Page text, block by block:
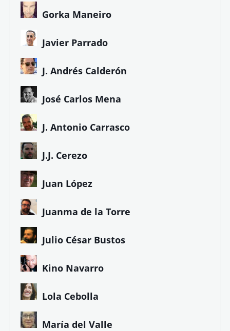
Gorka Maneiro
Javier Parrado
J. Andrés Calderón
José Carlos Mena
J. Antonio Carrasco
J.J. Cerezo
Juan López
Juanma de la Torre
Julio César Bustos
Kino Navarro
Lola Cebolla
María del Valle